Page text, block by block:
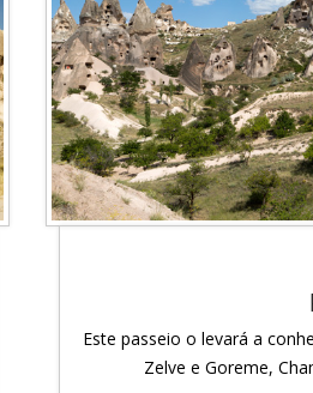
Este passeio o levará a
Zelve e Goreme,